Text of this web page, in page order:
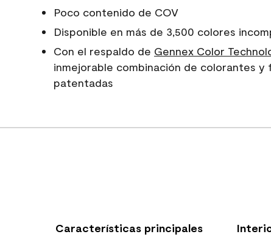
Poco contenido de COV
Disponible en más de 3,500 colores
Con el respaldo de Gennex Color
inmejorable combinación de colorantes y
patentadas
Características principales